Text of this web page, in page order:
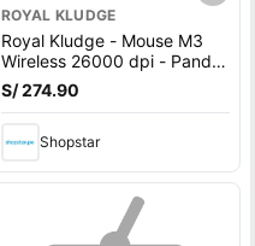
ROYAL KLUDGE
Royal Kludge - Mouse M3
Wireless 26000 dpi - Panda
White
S/ 274.90
Shopstar